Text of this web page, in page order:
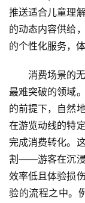
A
R
旅
问
答
社
区
推送适合儿童理
的动态内容供给
的个性化服务，
消费场景的
最难突破的领域
的前提下，自然
在游览动线的特
完成消费转化。
割——游客在沉浸
效率低且体验损
验的流程之中。